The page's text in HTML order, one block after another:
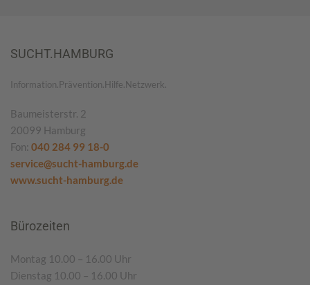
SUCHT.HAMBURG
Information.Prävention.Hilfe.Netzwerk.
Baumeisterstr. 2
20099 Hamburg
Fon: 040 284 99 18-0
service@sucht-hamburg.de
www.sucht-hamburg.de
Bürozeiten
Montag 10.00 – 16.00 Uhr
Dienstag 10.00 – 16.00 Uhr